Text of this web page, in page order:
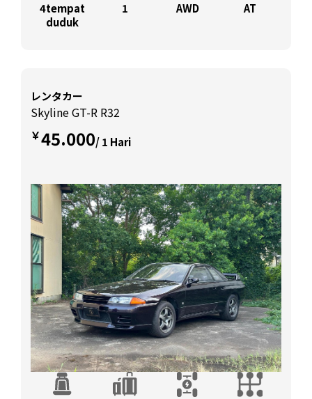
4tempat
duduk
1 AWD AT
レンタカー
Skyline GT-R R32
￥45.000/ 1 Hari